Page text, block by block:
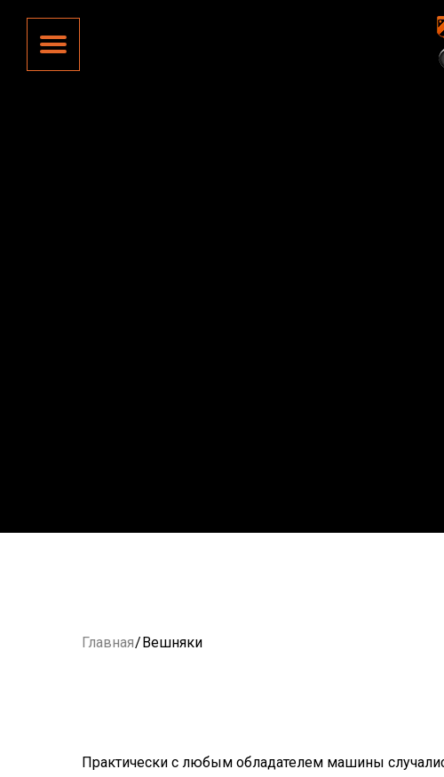
Главная/Вешняки
Практически с любым обладателем машины